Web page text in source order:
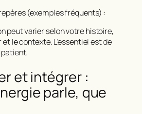
(exemples fréquents) :
peut varier selon votre histoire,
le contexte. L’essentiel est de
et intégrer :
parle, que